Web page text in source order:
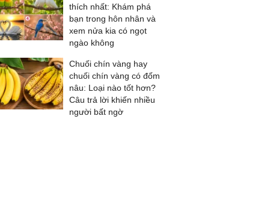
thích nhất: Khám phá
bạn trong hôn nhân và
xem nửa kia có ngọt
ngào không
Chuối chín vàng hay
chuối chín vàng có đốm
nâu: Loại nào tốt hơn?
Câu trả lời khiến nhiều
người bất ngờ